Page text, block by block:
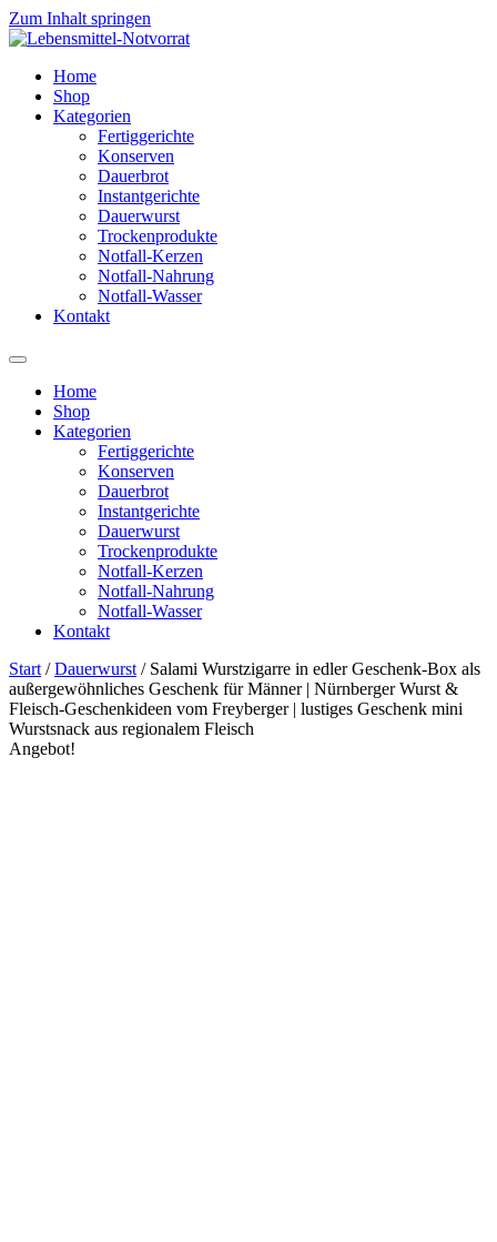
Zum Inhalt springen
Home
Shop
Kategorien
Fertiggerichte
Konserven
Dauerbrot
Instantgerichte
Dauerwurst
Trockenprodukte
Notfall-Kerzen
Notfall-Nahrung
Notfall-Wasser
Kontakt
Home
Shop
Kategorien
Fertiggerichte
Konserven
Dauerbrot
Instantgerichte
Dauerwurst
Trockenprodukte
Notfall-Kerzen
Notfall-Nahrung
Notfall-Wasser
Kontakt
Start /Dauerwurst / Salami Wurstzigarre in edler Geschenk-Box als
außergewöhnliches Geschenk für Männer | Nürnberger Wurst &
Fleisch-Geschenkideen vom Freyberger | lustiges Geschenk mini
Wurstsnack aus regionalem Fleisch
Angebot!